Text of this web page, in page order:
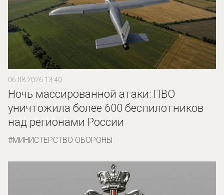
06.08.2026 13:40
Ночь массированной атаки: ПВО
уничтожила более 600 беспилотников
над регионами России
МИНИСТЕРСТВО ОБОРОНЫ